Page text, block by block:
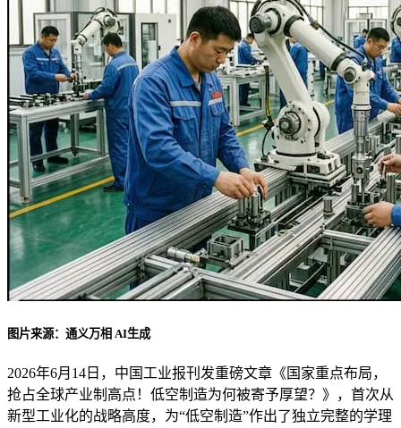
图片来源：通义万相 AI生成
2026年6月14日，中国工业报刊发重磅文章《国家重点布局，
抢占全球产业制高点！低空制造为何被寄予厚望？》，首次从
新型工业化的战略高度，为“低空制造”作出了独立完整的学理